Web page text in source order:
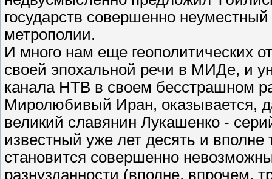
государств совершенно
метрополии.
И много нам еще геополитических
своей эпохальной речи в МИДе, и
канала НТВ в своем бесстрашном
Миролюбивый Иран, оказывается,
великий славянин Лукашенко -
известный уже лет десять и
становится совершенно
разнузданности (вполне, впрочем,